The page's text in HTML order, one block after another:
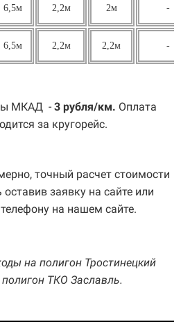
6,5м 2,2м 2м -
6,5м 2,2м 2,2м -
МКАД - 3 рубля/км. Оплата
за кругорейс.
точный расчет стоимости
заявку на сайте или
на нашем сайте.
на полигон Тростинецкий
ТКО Заславль.